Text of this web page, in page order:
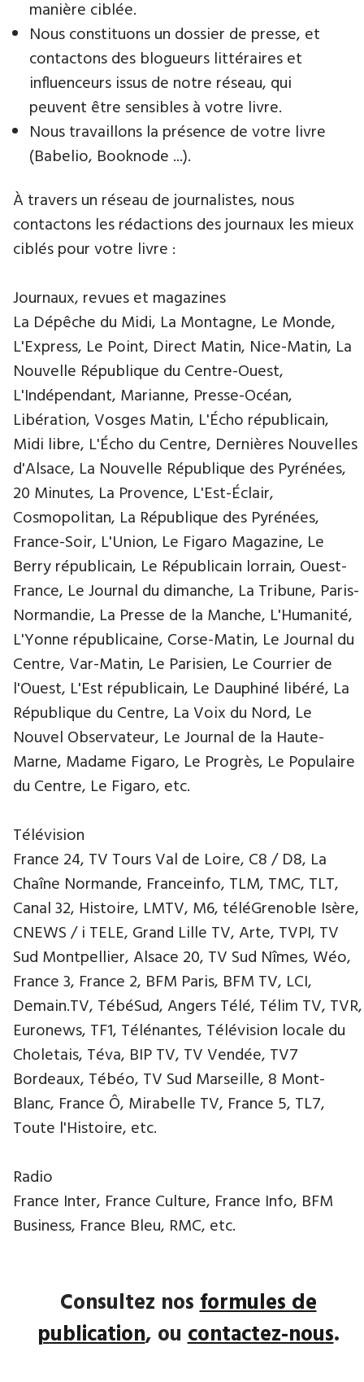
manière ciblée.
Nous constituons un dossier de presse, et
contactons des blogueurs littéraires et
influenceurs issus de notre réseau, qui
peuvent être sensibles à votre livre.
Nous travaillons la présence de votre livre
(Babelio, Booknode ...).
À travers un réseau de journalistes, nous
contactons les rédactions des journaux les mieux
ciblés pour votre livre :
Journaux, revues et magazines
La Dépêche du Midi, La Montagne, Le Monde,
L'Express, Le Point, Direct Matin, Nice-Matin, La
Nouvelle République du Centre-Ouest,
L'Indépendant, Marianne, Presse-Océan,
Libération, Vosges Matin, L'Écho républicain,
Midi libre, L'Écho du Centre, Dernières Nouvelles
d'Alsace, La Nouvelle République des Pyrénées,
20 Minutes, La Provence, L'Est-Éclair,
Cosmopolitan, La République des Pyrénées,
France-Soir, L'Union, Le Figaro Magazine, Le
Berry républicain, Le Républicain lorrain, Ouest-
France, Le Journal du dimanche, La Tribune, Paris-
Normandie, La Presse de la Manche, L'Humanité,
L'Yonne républicaine, Corse-Matin, Le Journal du
Centre, Var-Matin, Le Parisien, Le Courrier de
l'Ouest, L'Est républicain, Le Dauphiné libéré, La
République du Centre, La Voix du Nord, Le
Nouvel Observateur, Le Journal de la Haute-
Marne, Madame Figaro, Le Progrès, Le Populaire
du Centre, Le Figaro, etc.
Télévision
France 24, TV Tours Val de Loire, C8 / D8, La
Chaîne Normande, Franceinfo, TLM, TMC, TLT,
Canal 32, Histoire, LMTV, M6, téléGrenoble Isère,
CNEWS / i TELE, Grand Lille TV, Arte, TVPI, TV
Sud Montpellier, Alsace 20, TV Sud Nîmes, Wéo,
France 3, France 2, BFM Paris, BFM TV, LCI,
Demain.TV, TébéSud, Angers Télé, Télim TV, TVR,
Euronews, TF1, Télénantes, Télévision locale du
Choletais, Téva, BIP TV, TV Vendée, TV7
Bordeaux, Tébéo, TV Sud Marseille, 8 Mont-
Blanc, France Ô, Mirabelle TV, France 5, TL7,
Toute l'Histoire, etc.
Radio
France Inter, France Culture, France Info, BFM
Business, France Bleu, RMC, etc.
Consultez nosformules de
publication, oucontactez-nous.